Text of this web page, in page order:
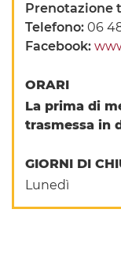
Prenotazione
Telefono:06
Facebook:
ORARI
La prima di
trasmessa in
GIORNI DI
Lunedì